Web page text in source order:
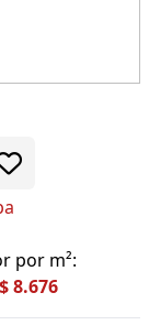
por m²:
8.676